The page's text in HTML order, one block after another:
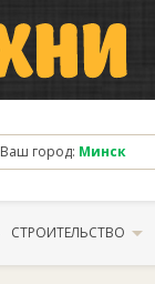
Ваш город: Минск
СТРОИТЕЛЬСТВО